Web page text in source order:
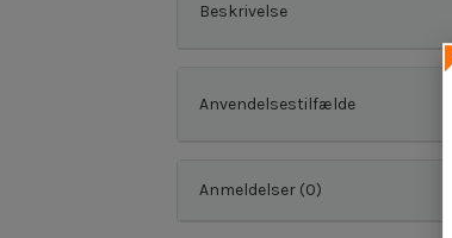
Beskrivelse
Anvendelsestilfælde
Anmeldelser (0)